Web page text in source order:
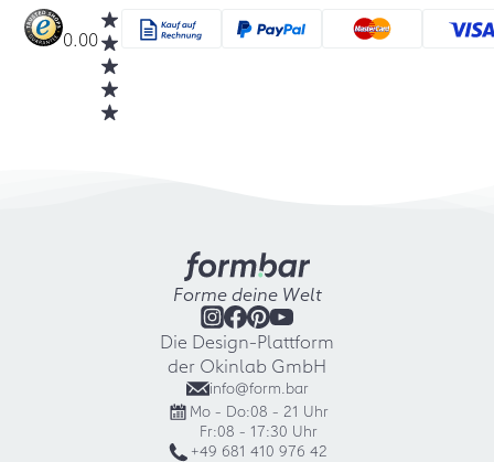
0.00
Forme deine Welt
Die Design-Plattform
der Okinlab GmbH
info@form.bar
Mo - Do:08 - 21 Uhr
Fr:08 - 17:30 Uhr
+49 681 410 976 42